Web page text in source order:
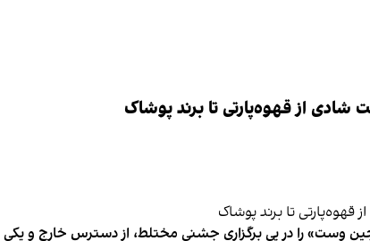
از قهوه‌پارتی تا برند پوشاک
وست» را در پی برگزاری جشنی مختلط، از دسترس خارج و یکی